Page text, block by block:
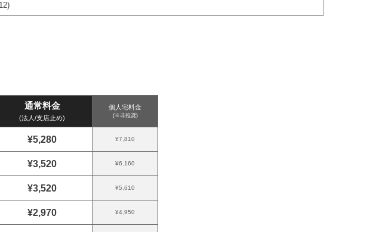
通常料金
(法人/支店止め)
個人宅料金
(※非推奨)
¥5,280 ¥7,810
¥3,520 ¥6,160
¥3,520 ¥5,610
¥2,970 ¥4,950